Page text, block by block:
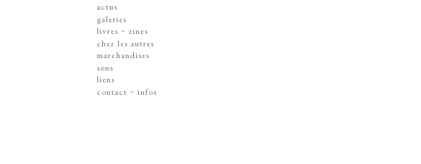
actus
galeries
dessins ~ illustrations
affiches ~ concerts ~ disques
gravures
peintures
dissections ~ découpes
jouets ~ objets
livres ~ zines
chez les autres
marchandises
sérigraphies
livres & zines
gravures
sons
liens
contact ~ infos